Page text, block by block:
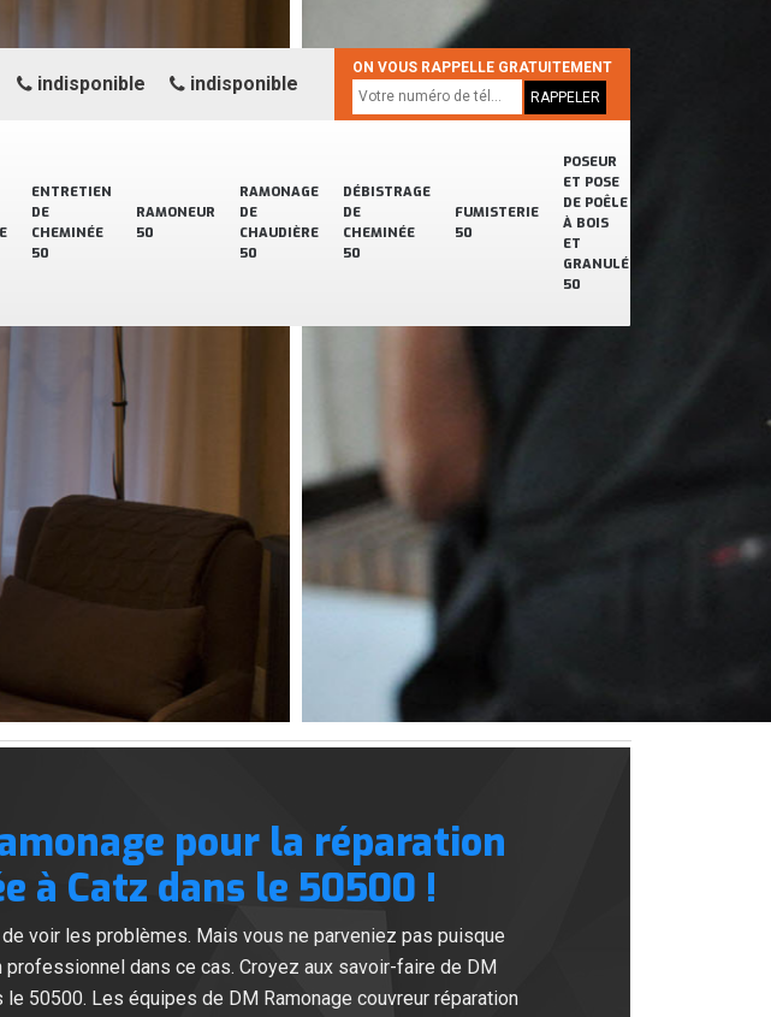
ENTRETIEN
DE
CHEMINÉE
50
RAMONEUR
50
RAMONAGE
DE
CHAUDIÈRE
50
DÉBISTRAGE
DE
CHEMINÉE
50
FUMISTERIE
50
POSEUR
ET POSE
DE POÊLE
À BOIS
ET
GRANULÉ
50
indisponible indisponible
ON VOUS RAPPELLE GRATUITEMENT
pour la réparation
à Catz dans le 50500 !
voir les problèmes. Mais vous ne parveniez pas puisque
dans ce cas. Croyez aux savoir-faire de DM
50500. Les équipes de DM Ramonage couvreur réparation